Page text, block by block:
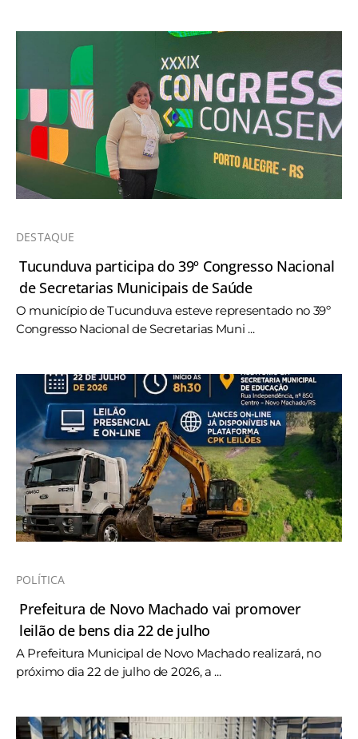
DESTAQUE
Tucunduva participa do 39º Congresso Nacional
de Secretarias Municipais de Saúde
O município de Tucunduva esteve representado no 39º
Congresso Nacional de Secretarias Muni ...
POLÍTICA
Prefeitura de Novo Machado vai promover
leilão de bens dia 22 de julho
A Prefeitura Municipal de Novo Machado realizará, no
próximo dia 22 de julho de 2026, a ...